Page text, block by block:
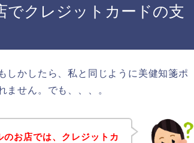
でクレジットカードの支
しかしたら、私と同じように美健知箋ポ
ません。でも、、、。
お店では、クレジットカ